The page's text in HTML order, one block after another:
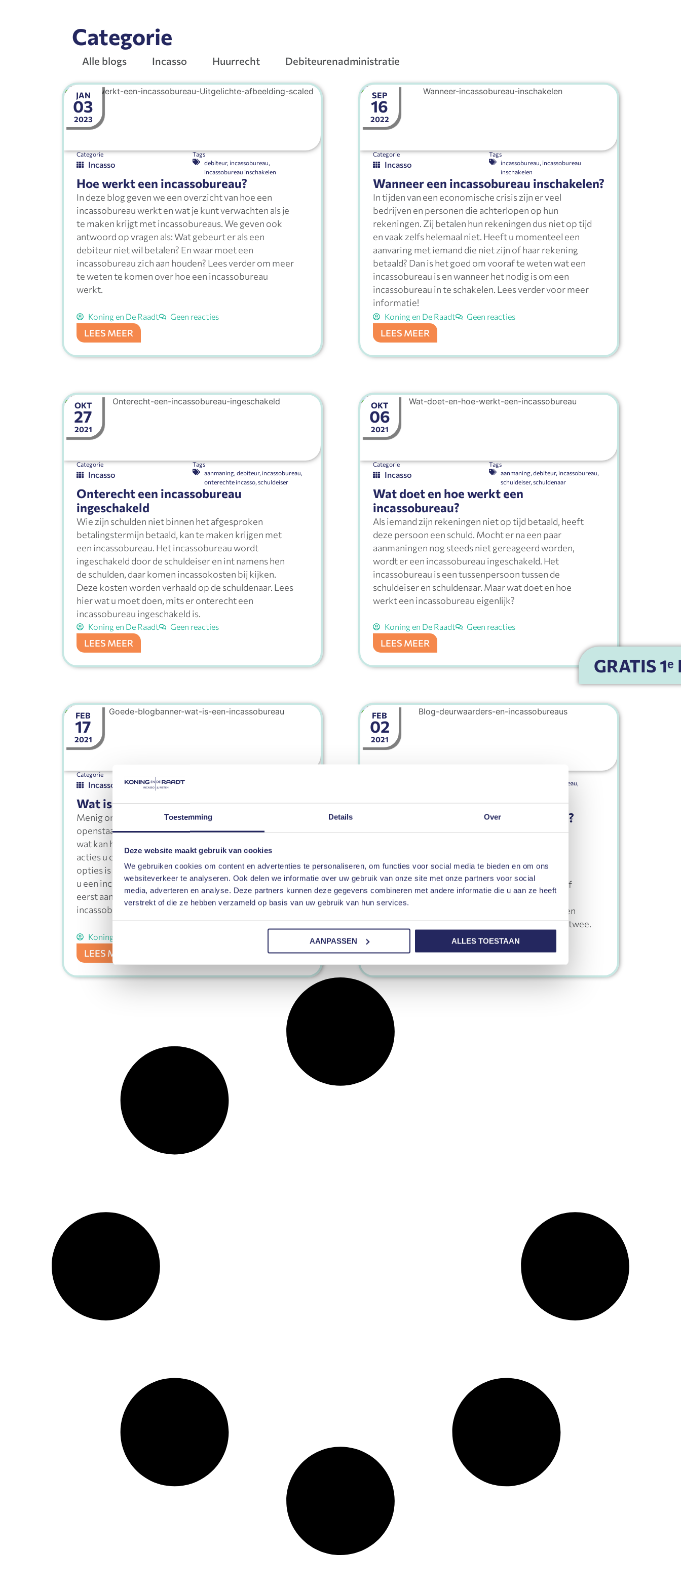
Toestemming Details Over
Deze website maakt gebruik van cookies
We gebruiken cookies om content en advertenties te personaliseren, om functies voor social media te bieden en om ons
websiteverkeer te analyseren. Ook delen we informatie over uw gebruik van onze site met onze partners voor social
media, adverteren en analyse. Deze partners kunnen deze gegevens combineren met andere informatie die u aan ze heeft
verstrekt of die ze hebben verzameld op basis van uw gebruik van hun services.
AANPASSEN ALLES TOESTAAN
GRATIS
Categorie
Alle blogs Incasso Huurrecht Debiteurenadministratie
JAN
03
2023
Categorie
Incasso
Tags
debiteur, incassobureau
incassobureau inschakelen
Hoe werkt een incassobureau?
In deze blog geven we een overzicht van hoe een
incassobureau werkt en wat je kunt verwachten als je
te maken krijgt met incassobureaus. We geven ook
antwoord op vragen als: Wat gebeurt er als een
debiteur niet wil betalen? En waar moet een
incassobureau zich aan houden? Lees verder om meer
te weten te komen over hoe een incassobureau
werkt.
Koning en De Raadt Geen reacties
LEES MEER
SEP
16
2022
Categorie
Incasso
Tags
incassobureau incassobureau
inschakelen
Wanneer een incassobureau inschakelen?
In tijden van een economische crisis zijn er veel
bedrijven en personen die achterlopen op hun
rekeningen. Zij betalen hun rekeningen dus niet op tijd
en vaak zelfs helemaal niet. Heeft u momenteel een
aanvaring met iemand die niet zijn of haar rekening
betaald? Dan is het goed om vooraf te weten wat een
incassobureau is en wanneer het nodig is om een
incassobureau in te schakelen. Lees verder voor meer
informatie!
Koning en De Raadt Geen reacties
LEES MEER
OKT
27
2021
Categorie
Incasso
Tags
aanmaning ,debiteur, incassobureau
onterechte incasso ,schuldeiser
Onterecht een incassobureau
ingeschakeld
Wie zijn schulden niet binnen het afgesproken
betalingstermijn betaald, kan te maken krijgen met
een incassobureau. Het incassobureau wordt
ingeschakeld door de schuldeiser en int namens hen
de schulden, daar komen incassokosten bij kijken.
Deze kosten worden verhaald op de schuldenaar. Lees
hier wat u moet doen, mits er onterecht een
incassobureau ingeschakeld is.
Koning en De Raadt Geen reacties
LEES MEER
OKT
06
2021
Categorie
Incasso
Tags
aanmaning ,debiteur, incassobureau
schuldeiser,schuldenaar
Wat doet en hoe werkt een
incassobureau?
Als iemand zijn rekeningen niet op tijd betaald, heeft
deze persoon een schuld. Mocht er na een paar
aanmaningen nog steeds niet gereageerd worden,
wordt er een incassobureau ingeschakeld. Het
incassobureau is een tussenpersoon tussen de
schuldeiser en schuldenaar. Maar wat doet en hoe
werkt een incassobureau eigenlijk?
Koning en De Raadt Geen reacties
LEES MEER
FEB
17
2021
Categorie
Incasso
Wat is een incassobureau?
Menig ondernemer zal er mee te maken krijgen;
openstaande rekeningen worden niet betaald. Maar
wat kan hieraan gedaan worden? U bepaalt zelf welke
acties u onderneemt tegen wanbetalers. Eén van deze
opties is het inschakelen van een incassobureau. Voor
u een incassobureau kunt inzetten moet u echter
eerst aan de wettelijke eisen voldoen. Maar wat is een
incassobureau eigenlijk?
Koning en De Raadt
LEES MEER
FEB
02
2021
incassobureau
Wat is het verschil tussen een
deurwaarder en een incassobureau?
Iedereen heeft er wel eens last van; een rekening
incassobureau op iemand afgestuurd. Bent u
benieuwd wanneer men voor een deurwaarder of
incassobureau kiest? Lees hieronder waarom en
wanneer deurwaarders en incassobureaus worden
ingeschakeld en wat de verschillen zijn tussen de twee.
Koning en De Raadt Geen reacties
LEES MEER